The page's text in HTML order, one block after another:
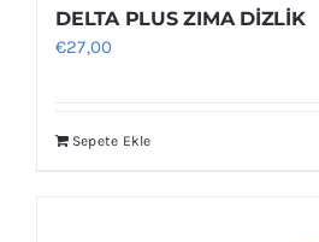
DELTA PLUS ZIMA DİZLİK
€27,00
Sepete Ekle